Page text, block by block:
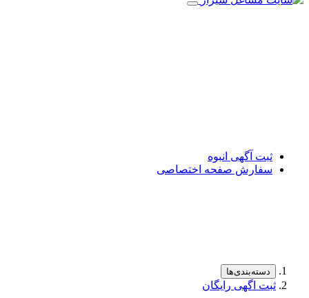
ثبت آگهی انبوه
سفارش صفحه اختصاصی
دسته‌بندی‌ها
ثبت اگهی رایگان